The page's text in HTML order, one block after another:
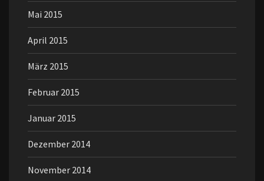
Mai 2015
April 2015
März 2015
Februar 2015
Januar 2015
Dezember 2014
November 2014